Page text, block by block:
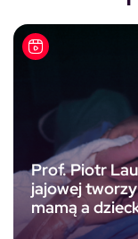
Prof. Piotr
jajowej
mamą a